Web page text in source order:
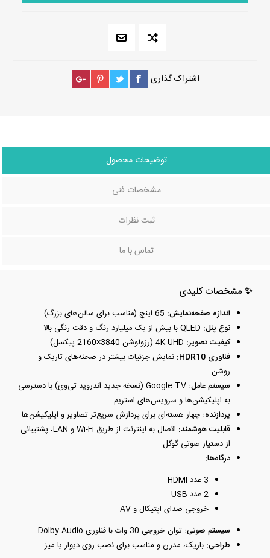
اشتراک گذاری
توضیحات محصول
مشخصات فنی
ثبت نظرات
تماس با ما
✨ مشخصات کلیدی
اندازه صفحه‌نمایش:
نوع پنل:
کیفیت تصویر:
فناوری HDR10:
نمایش جزئیات بیشتر در صحنه‌های تاریک و
روشن
سیستم عامل:
Google TV (نسخه جدید اندروید تی‌وی) با دسترسی
به اپلیکیشن‌ها و سرویس‌های استریم
پردازنده: چهار هسته‌ای برای پردازش سریع‌تر تصاویر و اپلیکیشن‌ها
قابلیت هوشمند:
اتصال به اینترنت از طریق Wi-Fi و LAN، پشتیبانی
از دستیار صوتی گوگل
درگاه‌ها:
3 عدد HDMI
2 عدد USB
خروجی صدای اپتیکال و AV
سیستم صوتی: توان خروجی 30 وات با فناوری Dolby Audio
طراحی: باریک، مدرن و مناسب برای نصب روی دیوار یا میز